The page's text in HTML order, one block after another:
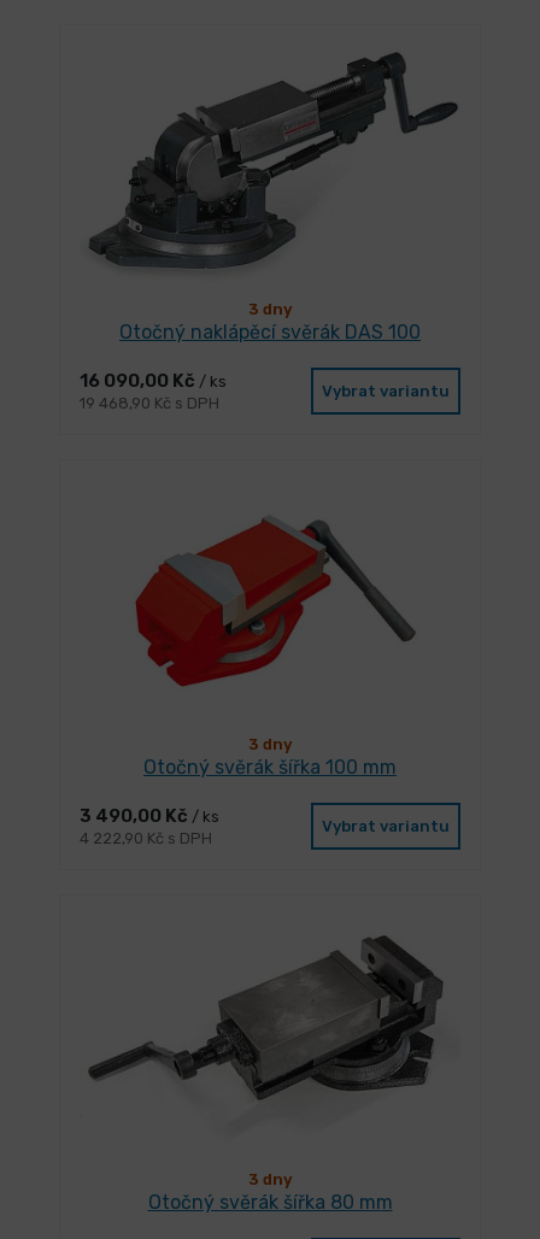
3 dny
Otočný naklápěcí svěrák DAS 100
16 090,00 Kč / ks
19 468,90 Kč s DPH
Vybrat variantu
3 dny
Otočný svěrák šířka 100 mm
3 490,00 Kč / ks
4 222,90 Kč s DPH
Vybrat variantu
3 dny
Otočný svěrák šířka 80 mm